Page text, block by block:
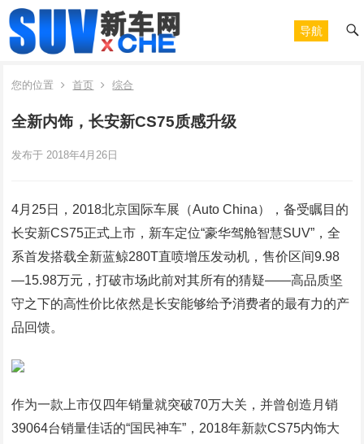
导航
您的位置 首页 综合
全新内饰，长安新CS75质感升级
发布于 2018年4月26日
4月25日，2018北京国际车展（Auto China），备受瞩目的
长安新CS75正式上市，新车定位“豪华驾舱智慧SUV”，全
系首发搭载全新蓝鲸280T直喷增压发动机，售价区间9.98
—15.98万元，打破市场此前对其所有的猜疑——高品质坚
守之下的高性价比依然是长安能够给予消费者的最有力的产
品回馈。
作为一款上市仅四年销量就突破70万大关，并曾创造月销
39064台销量佳话的“国民神车”，2018年新款CS75内饰大